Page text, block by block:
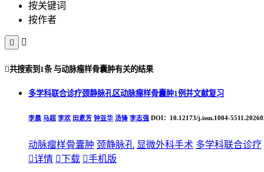
按关键词
按作者
 
共搜索到 1条与动脉瘤样骨囊肿有关的结果
多学科联合诊疗颈静脉孔区动脉瘤样骨囊肿1例并文献复习
李晨 马超 李欢 田素芳 钟亚华 汤锋 李志强 DOI：10.12173/j.issn.1004-
动脉瘤样骨囊肿 颈静脉孔 显微外科手术 多学科联合诊疗
详情 下载 手机版